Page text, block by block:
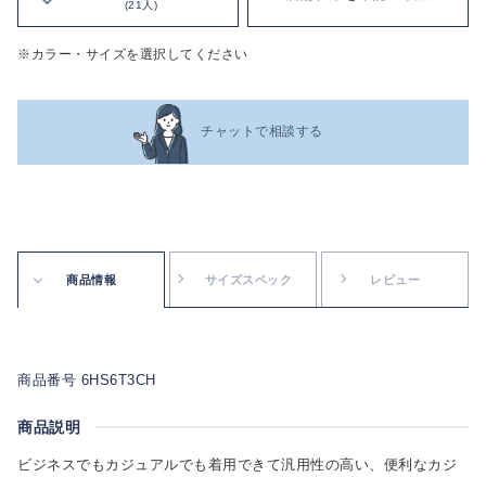
(21人)
※カラー・サイズを選択してください
チャットで相談する
商品情報 サイズスペック レビュー
商品番号 6HS6T3CH
商品説明
ビジネスでもカジュアルでも着用できて汎用性の高い、便利なカジ